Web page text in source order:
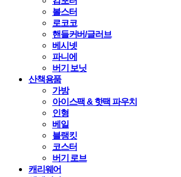
볼스터
로코코
핸들커버/글러브
베시넷
파니에
버기 보닛
산책용품
가방
아이스팩 & 핫팩 파우치
인형
베일
블랭킷
코스터
버기 로브
캐리웨어